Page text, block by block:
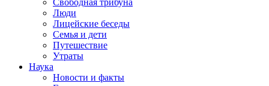
Свободная трибуна
Люди
Лицейские беседы
Семья и дети
Путешествие
Утраты
Наука
Новости и факты